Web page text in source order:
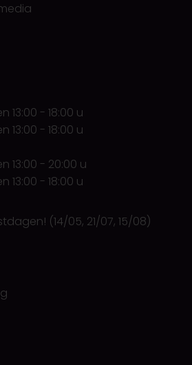
13:00 - 18:00 u
13:00 - 18:00 u
13:00 - 20:00 u
13:00 - 18:00 u
(14/05, 21/07, 15/08)